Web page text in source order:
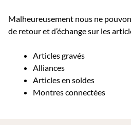
Malheureusement nous ne
de retour et d’échange sur les
Articles gravés
Alliances
Articles en soldes
Montres connectées